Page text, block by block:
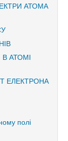
АТОМА
АТОМІ
ЕЛЕКТРОНА
полі